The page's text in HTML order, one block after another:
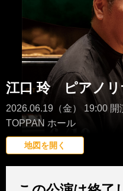
江口 玲 ピアノリ
2026.06.19（金） 19:00
TOPPAN ホール
地図を開く